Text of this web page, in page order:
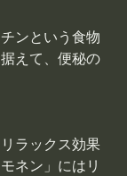
ンという食物
えて、便秘の
ラックス効果
ネン」にはリ